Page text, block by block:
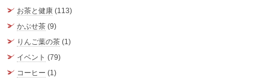
お茶と健康 (113)
かぶせ茶 (9)
りんご葉の茶 (1)
イベント (79)
コーヒー (1)